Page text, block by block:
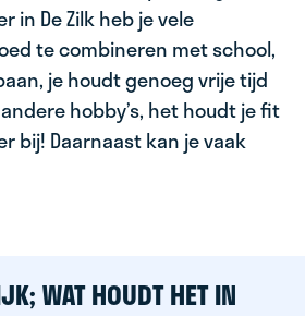
in De Zilk heb je vele
te combineren met school,
je houdt genoeg vrije tijd
hobby’s, het houdt je fit
bij! Daarnaast kan je vaak
WAT HOUDT HET IN